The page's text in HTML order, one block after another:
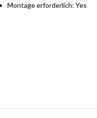
Montage erforderlich: Yes